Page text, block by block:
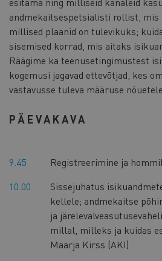
andmekaitsespetsialisti rollist, mis
millised plaanid on tulevikuks;
sisemised korrad, mis aitaks
Räägime ka teenusetingimustest
kogemusi jagavad ettevõtjad, kes
vastavusse tuleva määruse nõuetele.
PÄEVAKAVA
9.45
Registreerimine ja
10.00
Sissejuhatus
kellele; andmekaitse
ja
millal, milleks ja kuidas
Maarja Kirss (AKI)